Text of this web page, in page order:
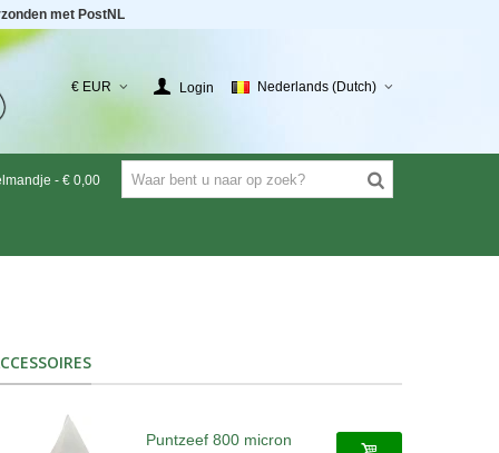
met PostNL
€ EUR Login Nederlands (Dutch)
- € 0,00
Puntzeef 800 micron